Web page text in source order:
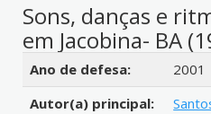
Sons, danças e
em Jacobina- BA
Detalhes bibliográficos
Ano de defesa:
2001
Autor(a) principal: